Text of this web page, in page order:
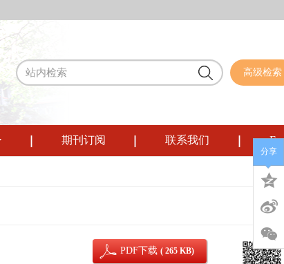
高级检索
期刊订阅 联系我们
PDF下载( 265 KB)
分享